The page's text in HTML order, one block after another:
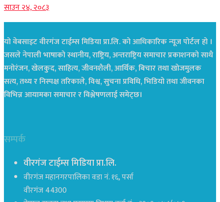
साउन २४, २०८३
यो वेबसाइट वीरगंज टाईम्स मिडिया प्रा.लि. को आधिकारिक न्यूज पोर्टल हो ।
जसले नेपाली भाषाको स्थानीय, राष्ट्रिय, अन्तराष्ट्रिय समाचार प्रकाशनको साथै
मनोरंजन, खेलकुद, साहित्य, जीवनशैली, आर्थिक, बिचार तथा खोजमुलक
सत्य, तथ्य र निस्पक्ष तरिकाले, विश्व, सुचना प्रविधि, भिडियो तथा जीवनका
विभिन्न आयामका समाचार र विश्लेषणलाई समेट्छ।
सम्पर्क
वीरगंज टाईम्स मिडिया प्रा.लि.
वीरगंज महानगरपालिका वडा नं. १६, पर्सा
वीरगंज 44300